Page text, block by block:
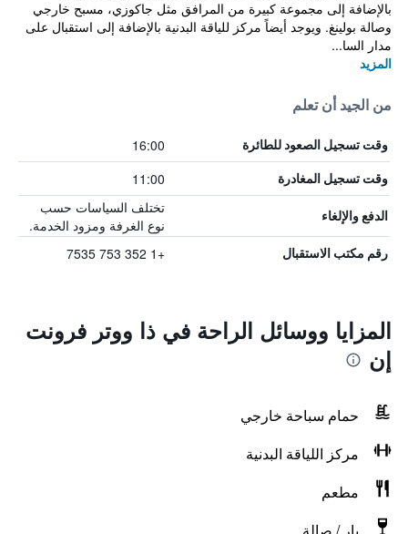
بالإضافة إلى مجموعة كبيرة من المرافق مثل جاكوزي، مسبح خارجي
وصالة بولينغ. ويوجد أيضاً مركز للياقة البدنية بالإضافة إلى استقبال على
مدار السا...
المزيد
من الجيد أن تعلم
وقت تسجيل الصعود للطائرة 16:00
وقت تسجيل المغادرة 11:00
الدفع والإلغاء
تختلف السياسات حسب
نوع الغرفة ومزود الخدمة.
رقم مكتب الاستقبال +1 352 753 7535
المزايا ووسائل الراحة في ذا ووتر فرونت
إن
حمام سباحة خارجي
مركز اللياقة البدنية
مطعم